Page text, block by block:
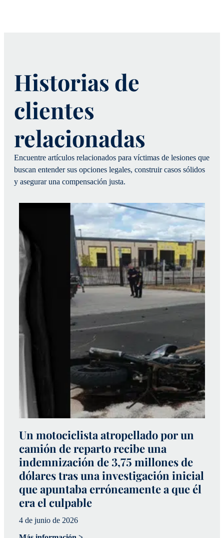
Un motociclista atropellado por un
camión de reparto recibe una
indemnización de 3,75 millones de
dólares tras una investigación inicial
que apuntaba erróneamente a que él
era el culpable
4 de junio de 2026
Historias de
clientes
relacionadas
Encuentre artículos relacionados para víctimas de lesiones que
buscan entender sus opciones legales, construir casos sólidos
y asegurar una compensación justa.